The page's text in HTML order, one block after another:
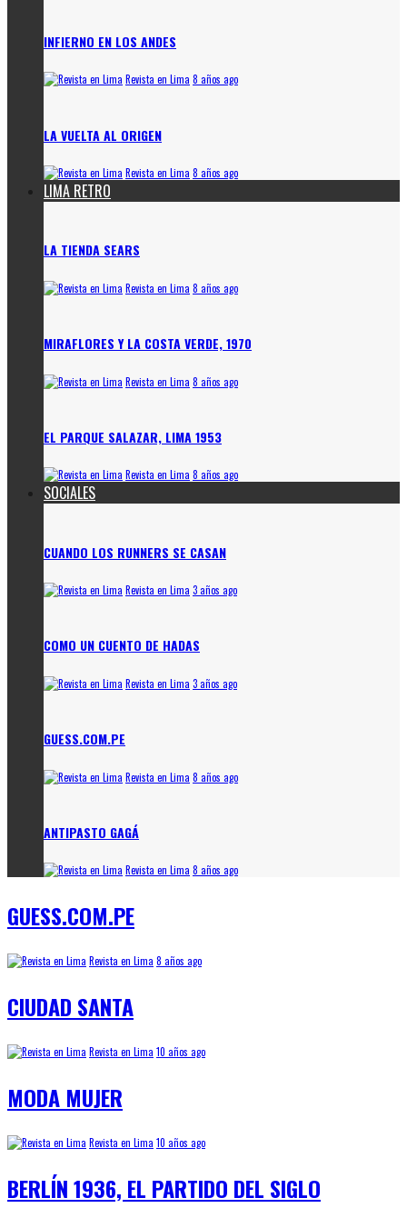
INFIERNO EN LOS ANDES
Revista en Lima 8 años ago
LA VUELTA AL ORIGEN
Revista en Lima 8 años ago
LIMA RETRO
LA TIENDA SEARS
Revista en Lima 8 años ago
MIRAFLORES Y LA COSTA VERDE, 1970
Revista en Lima 8 años ago
EL PARQUE SALAZAR, LIMA 1953
Revista en Lima 8 años ago
SOCIALES
CUANDO LOS RUNNERS SE CASAN
Revista en Lima 3 años ago
COMO UN CUENTO DE HADAS
Revista en Lima 3 años ago
GUESS.COM.PE
Revista en Lima 8 años ago
ANTIPASTO GAGÁ
Revista en Lima 8 años ago
GUESS.COM.PE
Revista en Lima 8 años ago
CIUDAD SANTA
Revista en Lima 10 años ago
MODA MUJER
Revista en Lima 10 años ago
BERLÍN 1936, EL PARTIDO DEL SIGLO